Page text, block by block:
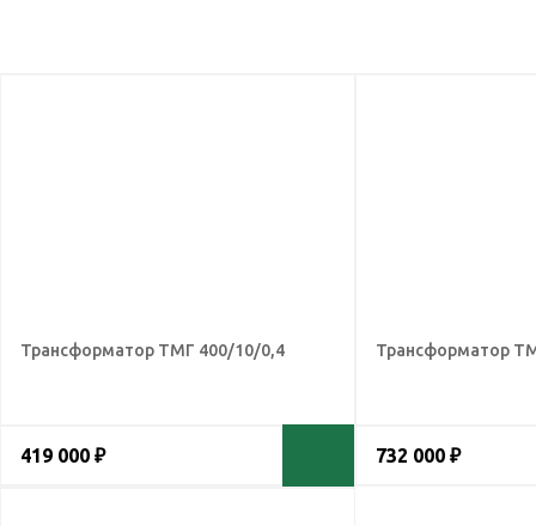
Трансформатор ТМГ 400/10/0,4
419 000 ₽
Трансформатор
732 000 ₽